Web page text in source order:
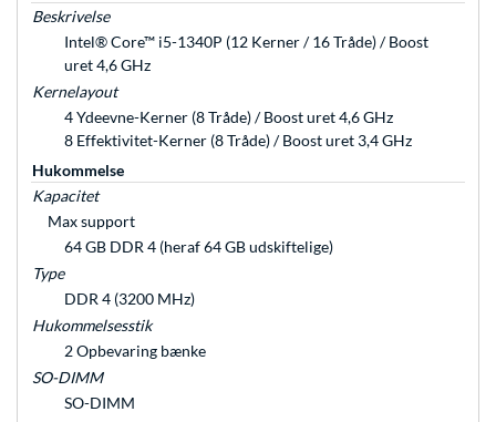
Beskrivelse
Intel® Core™ i5-1340P (12 Kerner / 16 Tråde) / Boost
uret 4,6 GHz
Kernelayout
4 Ydeevne-Kerner (8 Tråde) / Boost uret 4,6 GHz
8 Effektivitet-Kerner (8 Tråde) / Boost uret 3,4 GHz
Hukommelse
Kapacitet
Max support
64 GB DDR 4 (heraf 64 GB udskiftelige)
Type
DDR 4 (3200 MHz)
Hukommelsesstik
2 Opbevaring bænke
SO-DIMM
SO-DIMM